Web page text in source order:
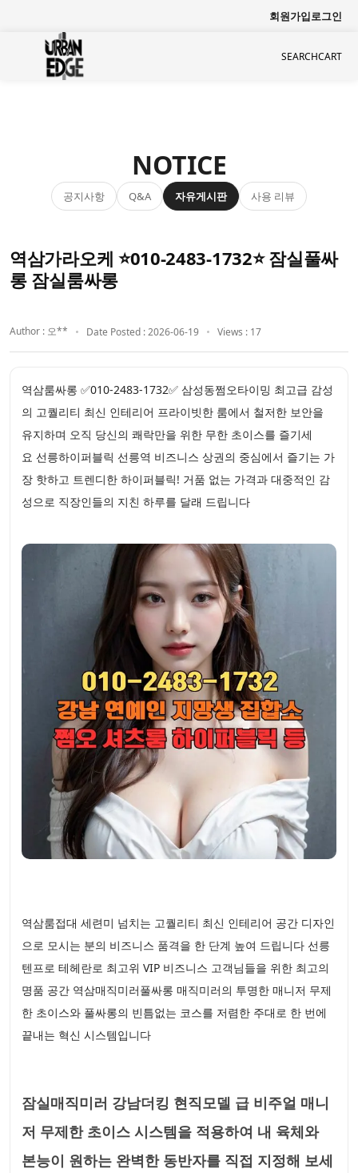
회원가입로그인
SEARCHCART
NOTICE
공지사항 Q&A 자유게시판 사용 리뷰
역삼가라오케 ⭐010-2483-1732⭐ 잠실풀싸
롱 잠실룸싸롱
Author : 오** Date Posted : 2026-06-19 Views : 17
역삼룸싸롱 ✅010-2483-1732✅ 삼성동쩜오타이밍 최고급 감성
의 고퀄리티 최신 인테리어 프라이빗한 룸에서 철저한 보안을
유지하며 오직 당신의 쾌락만을 위한 무한 초이스를 즐기세
요 선릉하이퍼블릭 선릉역 비즈니스 상권의 중심에서 즐기는 가
장 핫하고 트렌디한 하이퍼블릭! 거품 없는 가격과 대중적인 감
성으로 직장인들의 지친 하루를 달래 드립니다
역삼룸접대 세련미 넘치는 고퀄리티 최신 인테리어 공간 디자인
으로 모시는 분의 비즈니스 품격을 한 단계 높여 드립니다 선릉
텐프로 테헤란로 최고위 VIP 비즈니스 고객님들을 위한 최고의
명품 공간 역삼매직미러풀싸롱 매직미러의 투명한 매니저 무제
한 초이스와 풀싸롱의 빈틈없는 코스를 저렴한 주대로 한 번에
끝내는 혁신 시스템입니다
잠실매직미러 강남더킹 현직모델 급 비주얼 매니
저 무제한 초이스 시스템을 적용하여 내 육체와
본능이 원하는 완벽한 동반자를 직접 지정해 보세